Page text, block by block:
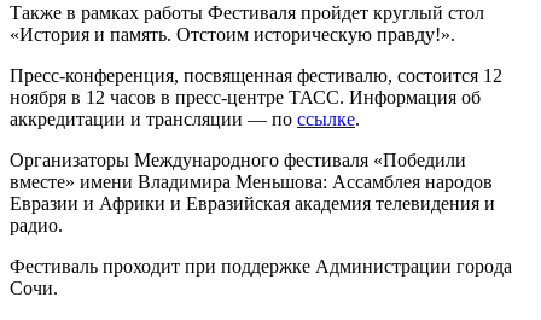
Также в рамках работы Фестиваля пройдет круглый стол
«История и память. Отстоим историческую правду!».
Пресс-конференция, посвященная фестивалю, состоится 12
ноября в 12 часов в пресс-центре ТАСС. Информация об
аккредитации и трансляции — по ссылке.
Организаторы Международного фестиваля «Победили
вместе» имени Владимира Меньшова: Ассамблея народов
Евразии и Африки и Евразийская академия телевидения и
радио.
Фестиваль проходит при поддержке Администрации города
Сочи.